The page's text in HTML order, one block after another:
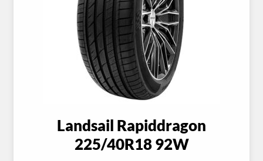
Landsail Rapiddragon
225/40R18 92W